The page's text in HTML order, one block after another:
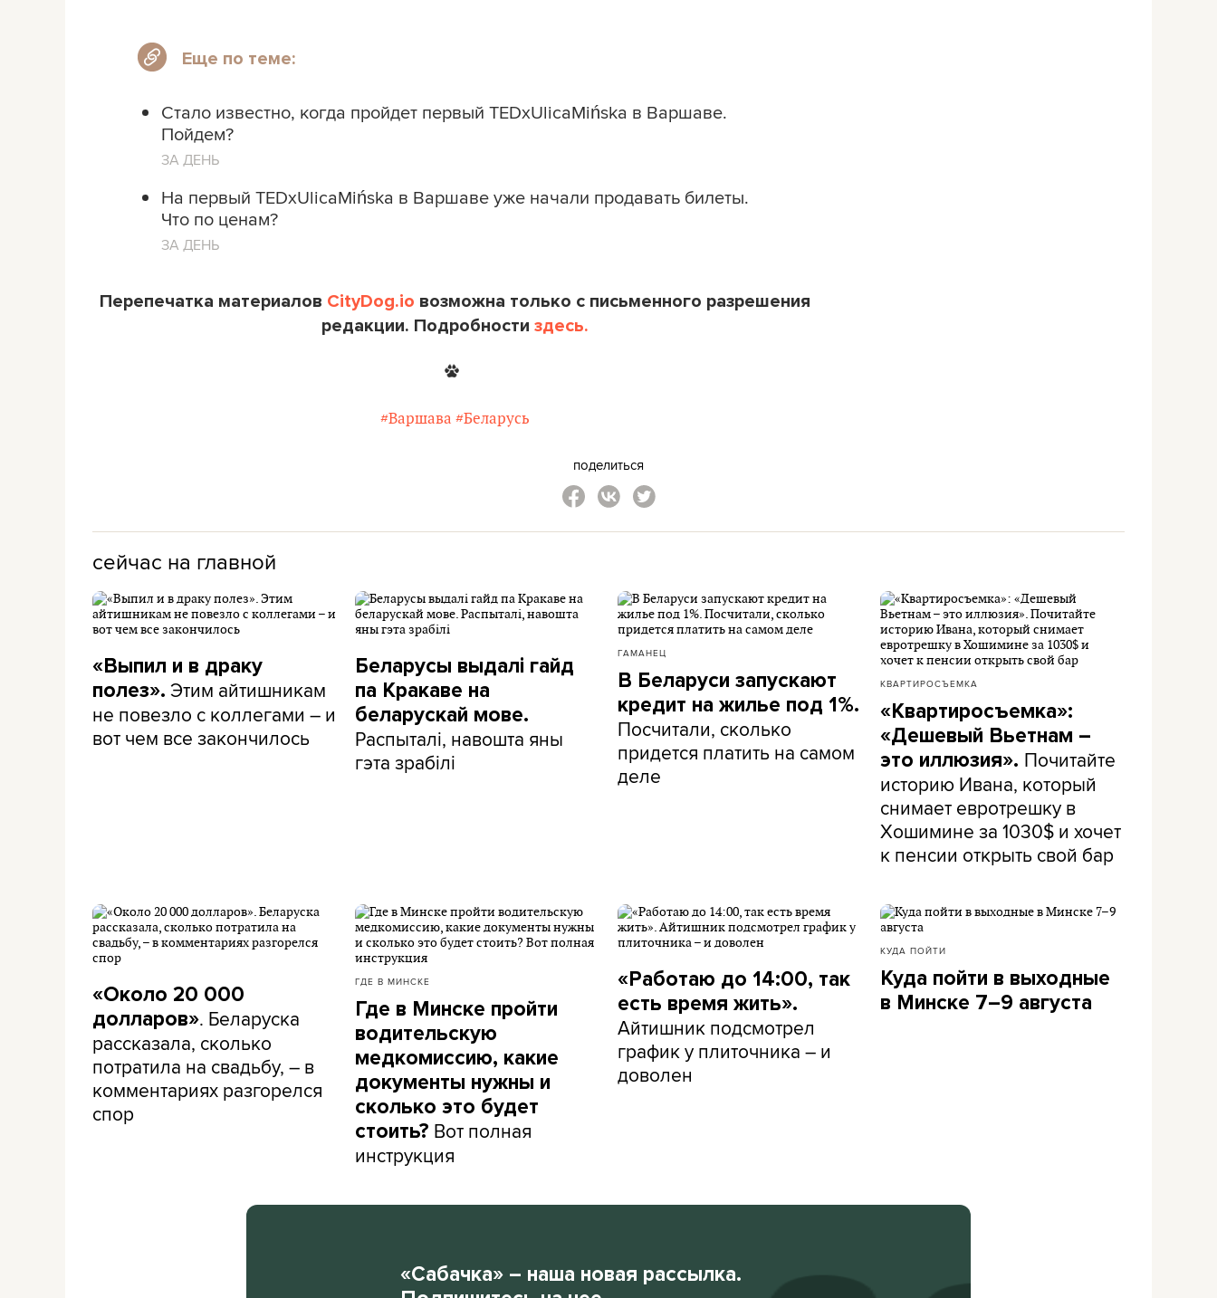
Еще по теме:
Стало известно, когда пройдет первый TEDxUlicaMińska в Варшаве.
Пойдем?
ЗА ДЕНЬ
На первый TEDxUlicaMińska в Варшаве уже начали продавать билеты.
Что по ценам?
ЗА ДЕНЬ
Перепечатка материалов CityDog.io возможна только с письменного разрешения
редакции. Подробности здесь.
#Варшава #Беларусь
поделиться
сейчас на главной
«Выпил и в драку
полез». Этим айтишникам
не повезло с коллегами – и
вот чем все закончилось
Беларусы выдалі гайд
па Кракаве на
беларускай мове.
Распыталі, навошта яны
гэта зрабілі
ГАМАНЕЦ
В Беларуси запускают
кредит на жилье под 1%.
Посчитали, сколько
придется платить на самом
деле
КВАРТИРОСЪЕМКА
«Квартиросъемка»:
«Дешевый Вьетнам –
это иллюзия». Почитайте
историю Ивана, который
снимает евротрешку в
Хошимине за 1030$ и хочет
к пенсии открыть свой бар
«Около 20 000
долларов». Беларуска
рассказала, сколько
потратила на свадьбу, – в
комментариях разгорелся
спор
ГДЕ В МИНСКЕ
Где в Минске пройти
водительскую
медкомиссию, какие
документы нужны и
сколько это будет
стоить? Вот полная
инструкция
«Работаю до 14:00, так
есть время жить».
Айтишник подсмотрел
график у плиточника – и
доволен
КУДА ПОЙТИ
Куда пойти в выходные
в Минске 7–9 августа
«Сабачка» – наша новая рассылка.